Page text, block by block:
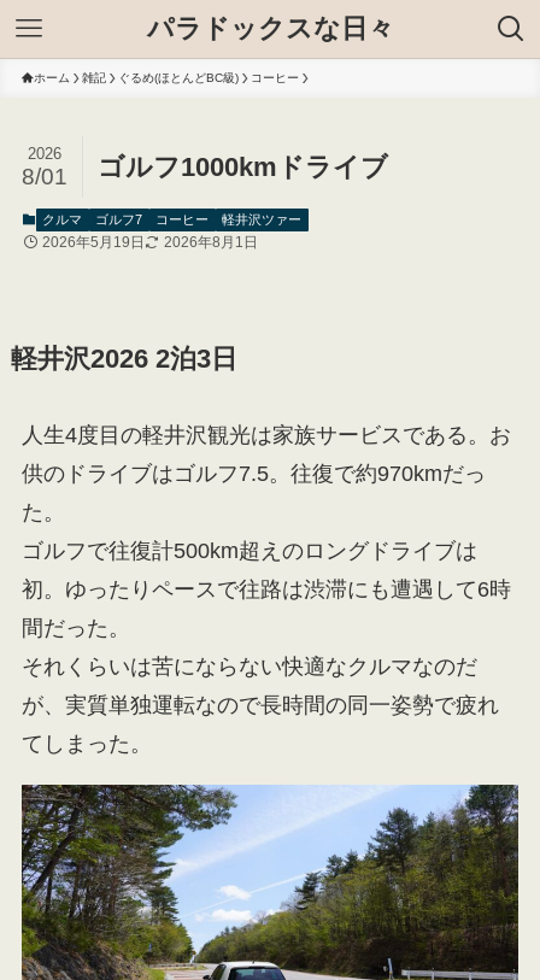
パラドックスな日々
ホーム 雑記 ぐるめ(ほとんどBC級) コーヒー
ゴルフ1000kmドライブ
2026
8/01
クルマ ゴルフ7 コーヒー 軽井沢ツァー
2026年5月19日 2026年8月1日
軽井沢2026 2泊3日
人生4度目の軽井沢観光は家族サービスである。お
供のドライブはゴルフ7.5。往復で約970kmだっ
た。
ゴルフで往復計500km超えのロングドライブは
初。ゆったりペースで往路は渋滞にも遭遇して6時
間だった。
それくらいは苦にならない快適なクルマなのだ
が、実質単独運転なので長時間の同一姿勢で疲れ
てしまった。